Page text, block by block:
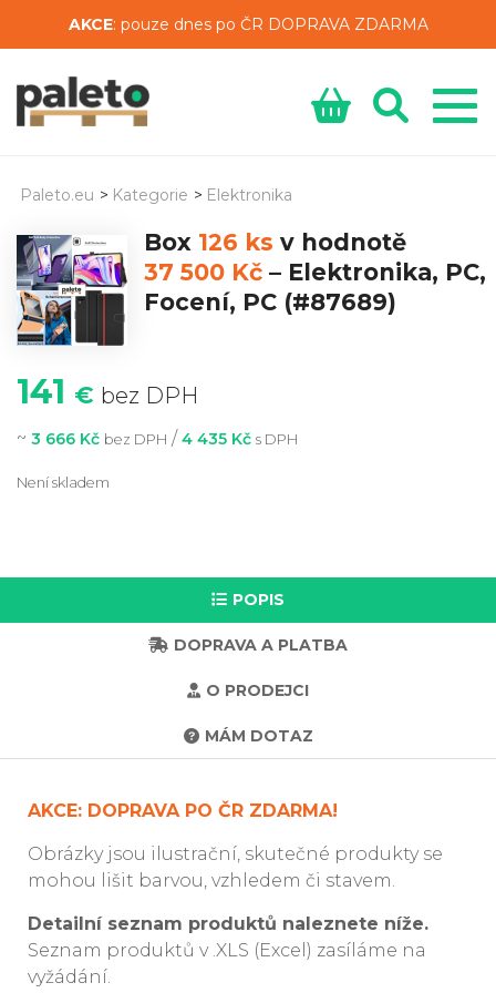
AKCE: pouze dnes po ČR DOPRAVA ZDARMA
Paleto.eu > Kategorie > Elektronika
Box 126 ks v hodnotě
37 500 Kč – Elektronika, PC,
Focení, PC (#87689)
141 € bez DPH
~ 3 666 Kč bez DPH / 4 435 Kč s DPH
Není skladem
POPIS
DOPRAVA A PLATBA
O PRODEJCI
MÁM DOTAZ
AKCE: DOPRAVA PO ČR ZDARMA!
Obrázky jsou ilustrační, skutečné produkty se
mohou lišit barvou, vzhledem či stavem.
Detailní seznam produktů naleznete níže.
Seznam produktů v .XLS (Excel) zasíláme na
vyžádání.